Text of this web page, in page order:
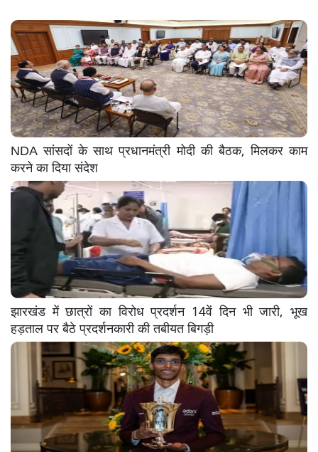
NDA सांसदों के साथ प्रधानमंत्री मोदी की बैठक, मिलकर काम
करने का दिया संदेश
झारखंड में छात्रों का विरोध प्रदर्शन 14वें दिन भी जारी, भूख
हड़ताल पर बैठे प्रदर्शनकारी की तबीयत बिगड़ी